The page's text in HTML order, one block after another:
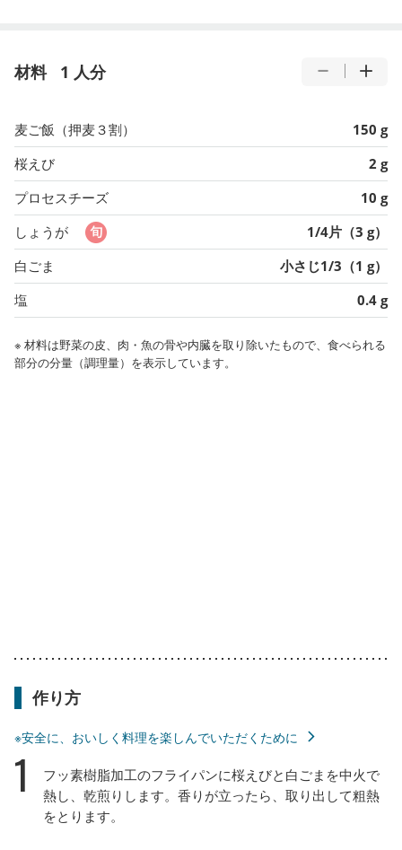
材料 1 人分
麦ご飯（押麦３割）
150 g
桜えび
2 g
プロセスチーズ
10 g
しょうが
1/4片（3 g）
白ごま
小さじ1/3（1 g）
塩
0.4 g
※ 材料は野菜の皮、肉・魚の骨や内臓を取り除いたもので、食べられる
部分の分量（調理量）を表示しています。
作り方
※安全に、おいしく料理を楽しんでいただくために
1
フッ素樹脂加工のフライパンに桜えびと白ごまを中火で
熱し、乾煎りします。香りが立ったら、取り出して粗熱
をとります。